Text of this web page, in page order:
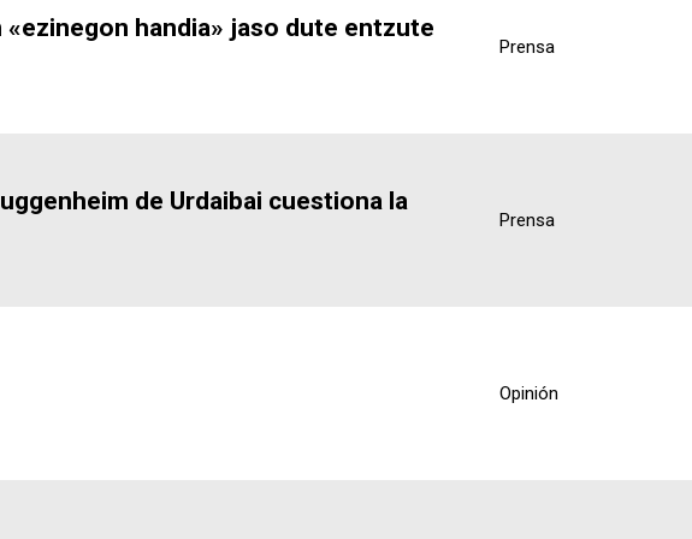
handia» jaso dute entzute
Prensa
de Urdaibai cuestiona la
Prensa
Opinión